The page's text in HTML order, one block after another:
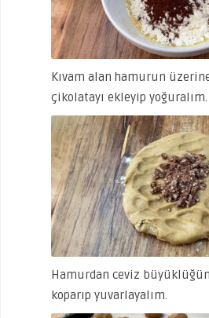
Kıvam alan hamurun
çikolatayı ekleyip yoğuralım.
Hamurdan ceviz
koparıp yuvarlayalım.